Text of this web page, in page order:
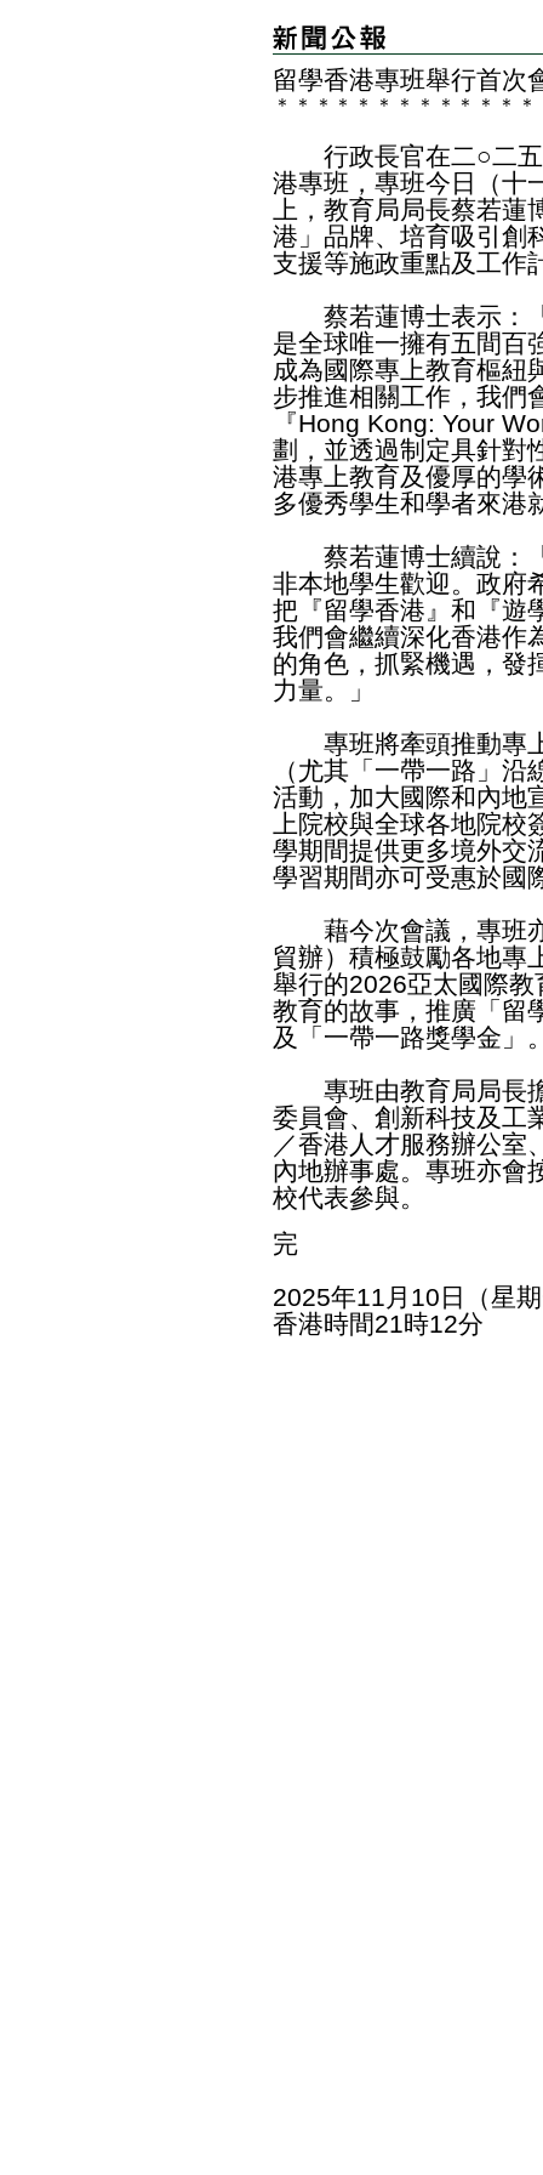
留學香港專班舉行首次
＊ ＊ ＊ ＊ ＊ ＊ ＊ ＊ ＊ ＊ ＊ ＊ ＊
行政長官在二○二五
港專班，專班今日（十
上，教育局局長蔡若
港」品牌、培育吸引創
支援等施政重點及工作
蔡若蓮博士表示：「
是全球唯一擁有五間百
成為國際專上教育樞紐
步推進相關工作，我們
『Hong Kong: Your
劃，並透過制定具針對
港專上教育及優厚的學
多優秀學生和學者來港
蔡若蓮博士續說：「
非本地學生歡迎。政府
把『留學香港』和『遊
我們會繼續深化香港作
的角色，抓緊機遇，發
力量。」
專班將牽頭推動專上
（尤其「一帶一路」
活動，加大國際和內地
上院校與全球各地院
學期間提供更多境外交
學習期間亦可受惠於國
藉今次會議，專班亦
貿辦）積極鼓勵各地專
舉行的2026亞太國際
教育的故事，推廣「留
及「一帶一路獎學金」
專班由教育局局長擔
委員會、創新科技及工
／香港人才服務辦公室
內地辦事處。專班亦會
校代表參與。
完
2025年11月10日（星
香港時間21時12分